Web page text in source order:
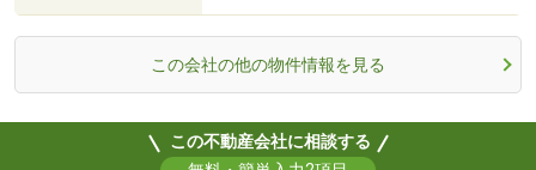
この会社の他の物件情報を見る
この不動産会社に相談する